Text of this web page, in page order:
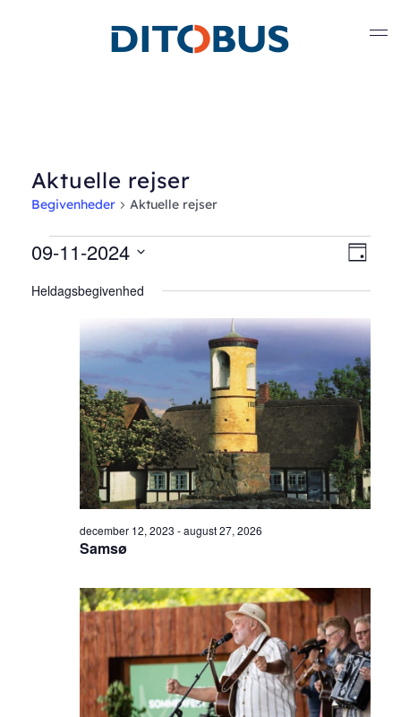
Gå til hovedindhold
Aktuelle rejser
Begivenheder Aktuelle rejser
Begivenheder
for
september
2024
af
Dag
09-11-2024
dato.
Heldagsbegivenhed
Samsø
december 12, 2023 -august 27, 2026